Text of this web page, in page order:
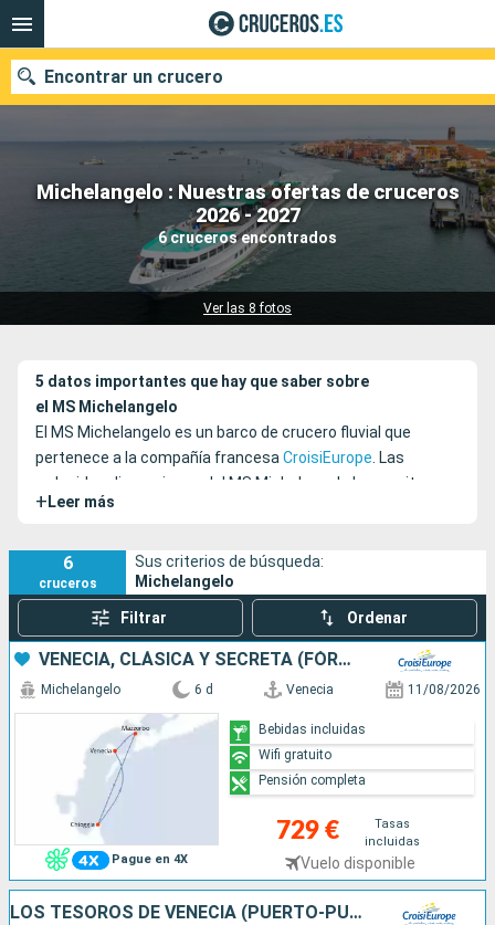
Michelangelo : Nuestras ofertas de cruceros
2026 - 2027
6 cruceros encontrados
Ver las 8 fotos
Encontrar un crucero
Nuestros destinos
Fecha de salida
5 datos importantes que hay que saber sobre
el MS Michelangelo
El MS Michelangelo es un barco de crucero fluvial que
pertenece a la compañía francesaCroisiEurope. Las
reducidas dimensiones del MS Michelangelo le permite
navegar por la laguna veneciana sin afectar a esta
el río Po y al Lago de Como.
+ Leer más
6
cruceros
Sus criterios de búsqueda:
Michelangelo
Filtrar Ordenar
VENECIA, CLÁSICA Y SECRETA (FÓRMULA DE PUERTO A PUERTO)
Pague en 4X
Michelangelo 6 d Venecia 11/08/2026
729 €
Tasas
incluidas
Vuelo disponible
Bebidas incluidas
Wifi gratuito
Pensión completa
LOS TESOROS DE VENECIA (PUERTO-PUERTO)